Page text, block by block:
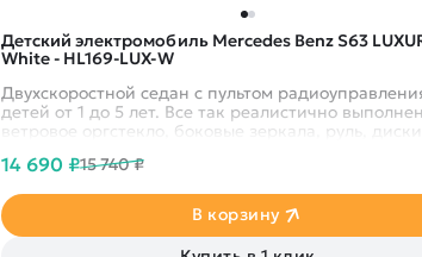
Детский электромобиль Mercedes Benz S63
White - HL169-LUX-W
Двухскоростной седан с пультом
детей от 1 до 5 лет. Все так реалистично
ветровое оргстекло, боковые зеркала, руль, диски,
подсветка, реалистичная приборная панель в
14 690 ₽15 740 ₽
В корзину